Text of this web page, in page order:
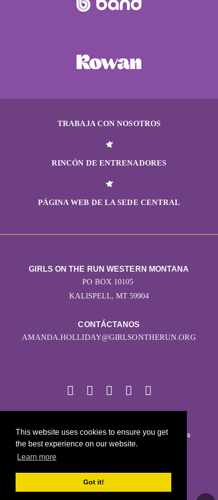
This website uses cookies to ensure you get
the best experience on our website.
Learn more
Got it!
TRABAJA CON NOSOTROS
RINCÓN DE ENTRENADORES
PÁGINA WEB DE LA SEDE CENTRAL
CONTÁCTANOS
AMANDA.HOLLIDAY@GIRLSONTHERUN.ORG
GIRLS ON THE RUN WESTERN MONTANA
PO BOX 10105
KALISPELL, MT 59904
Girls on the Run - Todos los derechos reservados
POLÍTICA DE PRIVACIDAD
Con la tecnología de Pinwheel.us